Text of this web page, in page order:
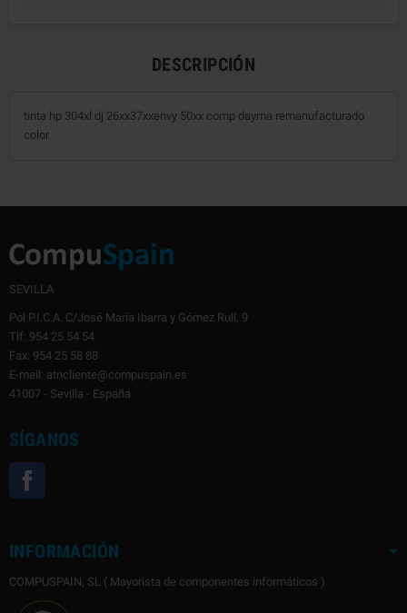
DESCRIPCIÓN
tinta hp 304xl dj 26xx37xxenvy 50xx comp dayma remanufacturado
color
SEVILLA
Pol P.I.C.A. C/José María Ibarra y Gómez Rull, 9
Tlf: 954 25 54 54
Fax: 954 25 58 88
E-mail: atncliente@compuspain.es
41007 - Sevilla - España
SÍGANOS
INFORMACIÓN
COMPUSPAIN, SL ( Mayorista de componentes informáticos )